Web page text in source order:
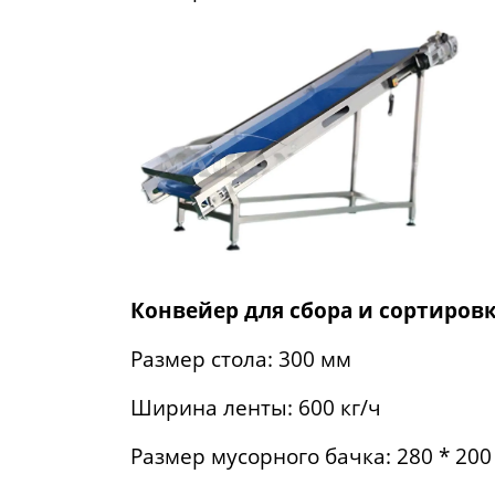
Конвейер для сбора и
Размер стола: 300 мм
Ширина ленты: 600 кг/ч
Размер мусорного бачка: 280 *